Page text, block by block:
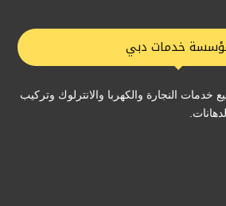
خدمات دبي
النجارة والكهربا والانترلوك وتركيب